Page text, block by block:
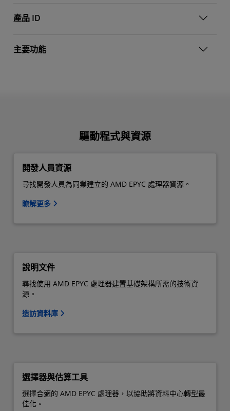
產品 ID
主要功能
驅動程式與資源
開發人員資源
尋找開發人員為同業建立的 AMD EPYC 處理器資源。
瞭解更多
說明文件
尋找使用 AMD EPYC 處理器建置基礎架構所需的技術資
源。
造訪資料庫
選擇器與估算工具
選擇合適的 AMD EPYC 處理器，以協助將資料中心轉型最
佳化。